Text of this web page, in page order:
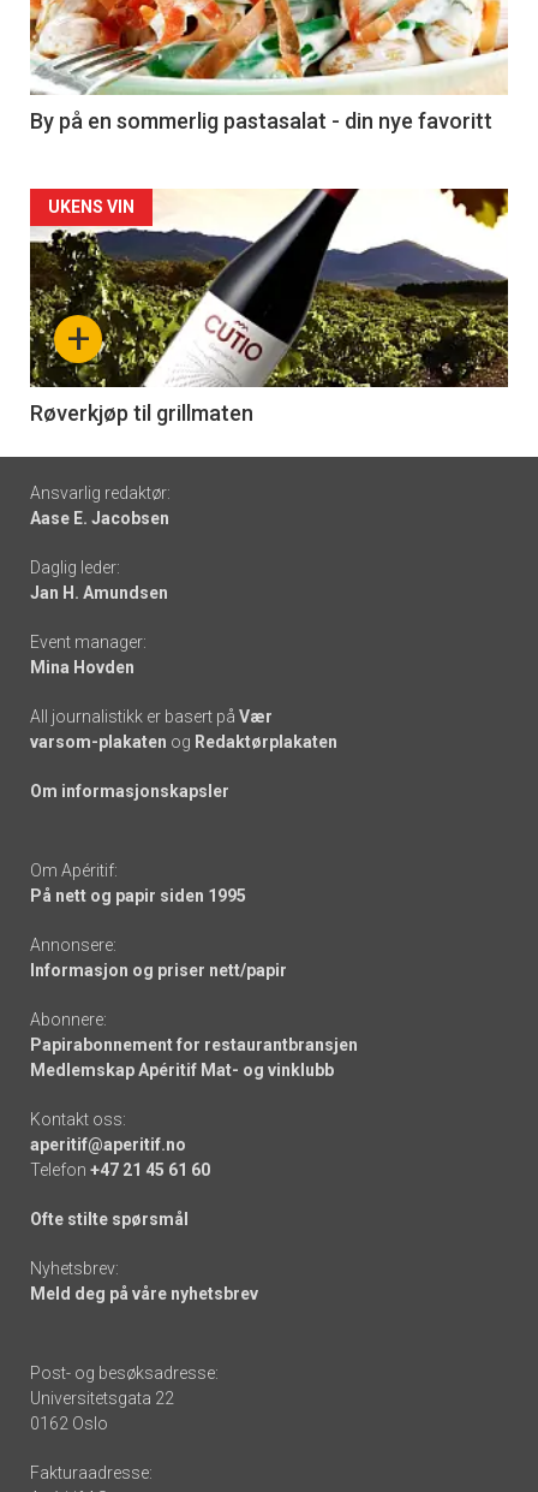
nå
-
5
By på en sommerlig pastasalat - din nye favoritt
Forsiden
akkurat
nå
-
6
+
UKENS VIN
Røverkjøp til grillmaten
Footer
-
links
Ansvarlig redaktør:
Aase E. Jacobsen
Daglig leder:
Jan H. Amundsen
Event manager:
Mina Hovden
All journalistikk er basert på Vær
varsom-plakaten og Redaktørplakaten
Om informasjonskapsler
Om Apéritif:
På nett og papir siden 1995
Annonsere:
Informasjon og priser nett/papir
Abonnere:
Papirabonnement for restaurantbransjen
Medlemskap Apéritif Mat- og vinklubb
Kontakt oss:
aperitif@aperitif.no
Telefon +47 21 45 61 60
Ofte stilte spørsmål
Nyhetsbrev:
Meld deg på våre nyhetsbrev
Post- og besøksadresse:
Universitetsgata 22
0162 Oslo
Fakturaadresse: